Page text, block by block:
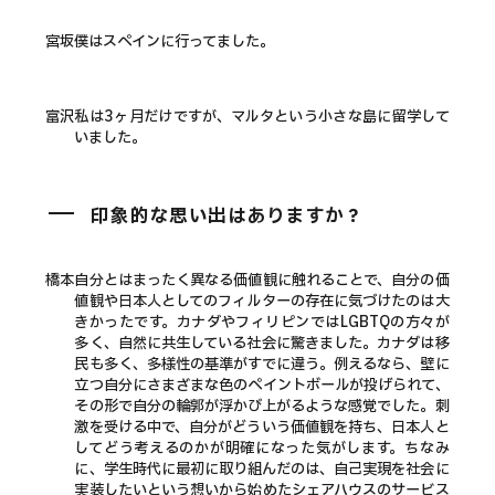
宮坂僕はスペインに行ってました。
富沢私は3ヶ月だけですが、マルタという小さな島に留学して
いました。
印象的な思い出はありますか？
橋本自分とはまったく異なる価値観に触れることで、自分の価
値観や日本人としてのフィルターの存在に気づけたのは大
きかったです。カナダやフィリピンではLGBTQの方々が
多く、自然に共生している社会に驚きました。カナダは移
民も多く、多様性の基準がすでに違う。例えるなら、壁に
立つ自分にさまざまな色のペイントボールが投げられて、
その形で自分の輪郭が浮かび上がるような感覚でした。刺
激を受ける中で、自分がどういう価値観を持ち、日本人と
してどう考えるのかが明確になった気がします。ちなみ
に、学生時代に最初に取り組んだのは、自己実現を社会に